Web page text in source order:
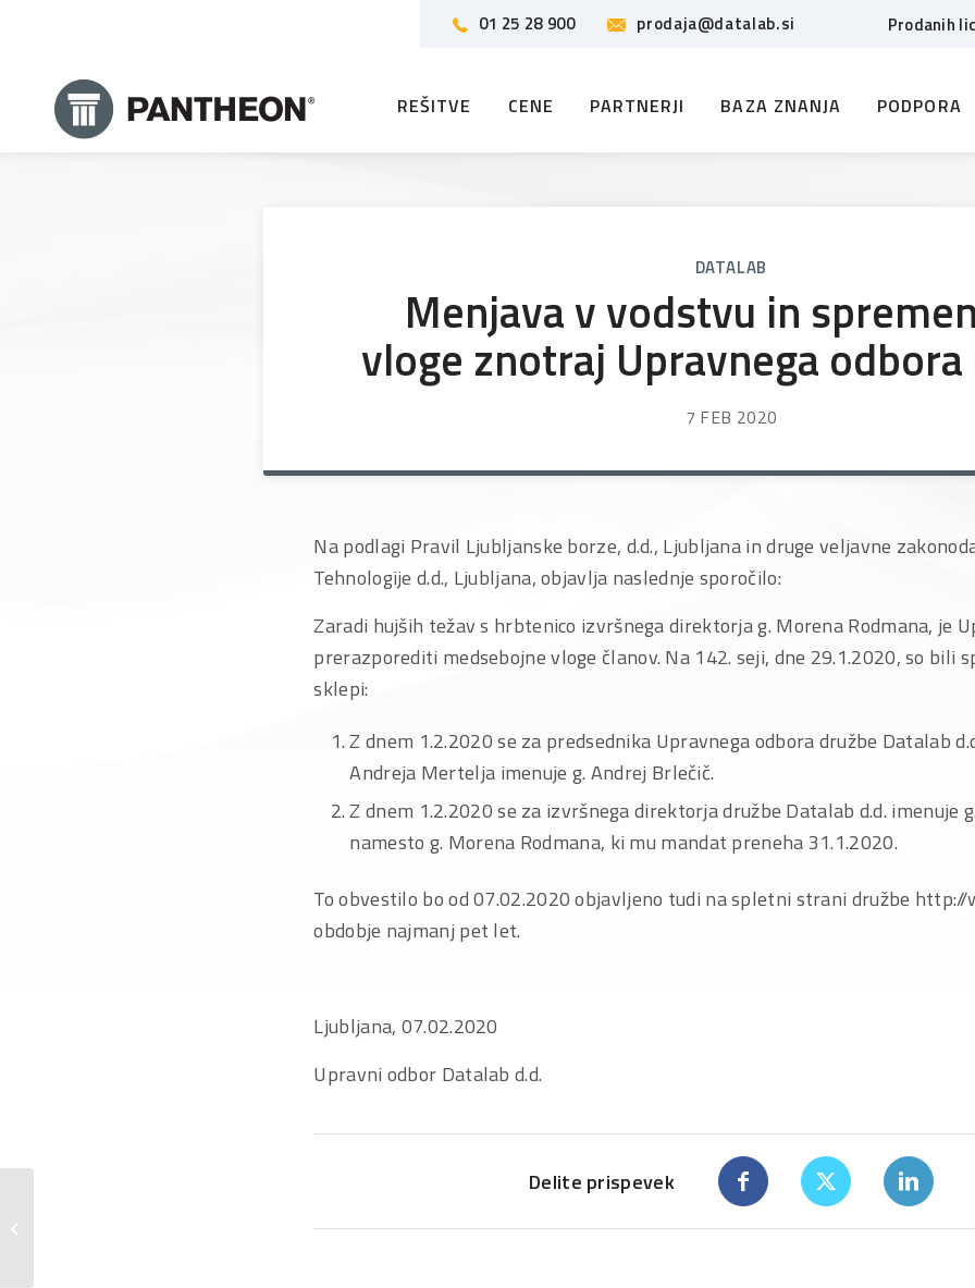
01 25 28 900 prodaja@datalab.si Prodanih
REŠITVE CENE PARTNERJI BAZA ZNANJA PODPORA
DATALAB
Menjava v vodstvu in
vloge znotraj Upravnega
7 FEB 2020
Na podlagi Pravil Ljubljanske borze, d.d., Ljubljana in druge veljavne
Tehnologije d.d., Ljubljana, objavlja naslednje sporočilo:
Zaradi hujših težav s hrbtenico izvršnega direktorja g. Morena Rodmana, je
prerazporediti medsebojne vloge članov. Na 142. seji, dne 29.1.2020, so bili
sklepi:
Z dnem 1.2.2020 se za predsednika Upravnega odbora družbe Datalab
Andreja Mertelja imenuje g. Andrej Brlečič.
Z dnem 1.2.2020 se za izvršnega direktorja družbe Datalab d.d. imenuje
namesto g. Morena Rodmana, ki mu mandat preneha 31.1.2020.
To obvestilo bo od 07.02.2020 objavljeno tudi na spletni strani družbe
obdobje najmanj pet let.
Ljubljana, 07.02.2020
Upravni odbor Datalab d.d.
Delite prispevek